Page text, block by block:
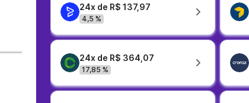
24x de R$ 137,97
4,5 %
24x de R$ 364,07
17,85 %